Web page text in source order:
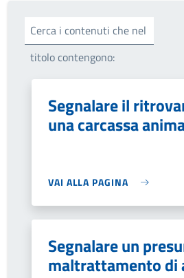
Cerca i contenuti che nel
titolo contengono:
Segnalare il
una carcassa
VAI ALLA PAGINA
Segnalare un
maltrattamento di